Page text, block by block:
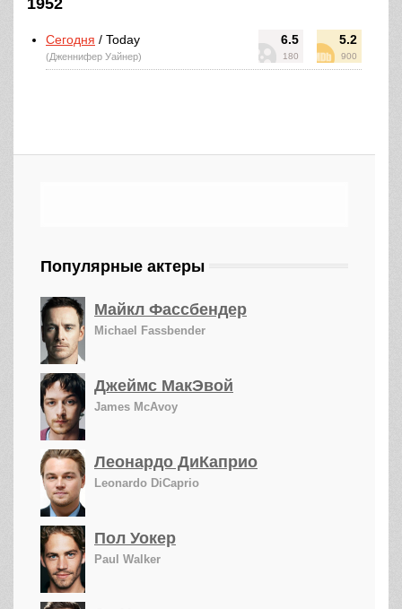
1952
6.5
180
5.2
900
Сегодня / Today
(Дженнифер Уайнер)
Популярные актеры
Майкл Фассбендер
Michael Fassbender
Джеймс МакЭвой
James McAvoy
Леонардо ДиКаприо
Leonardo DiCaprio
Пол Уокер
Paul Walker